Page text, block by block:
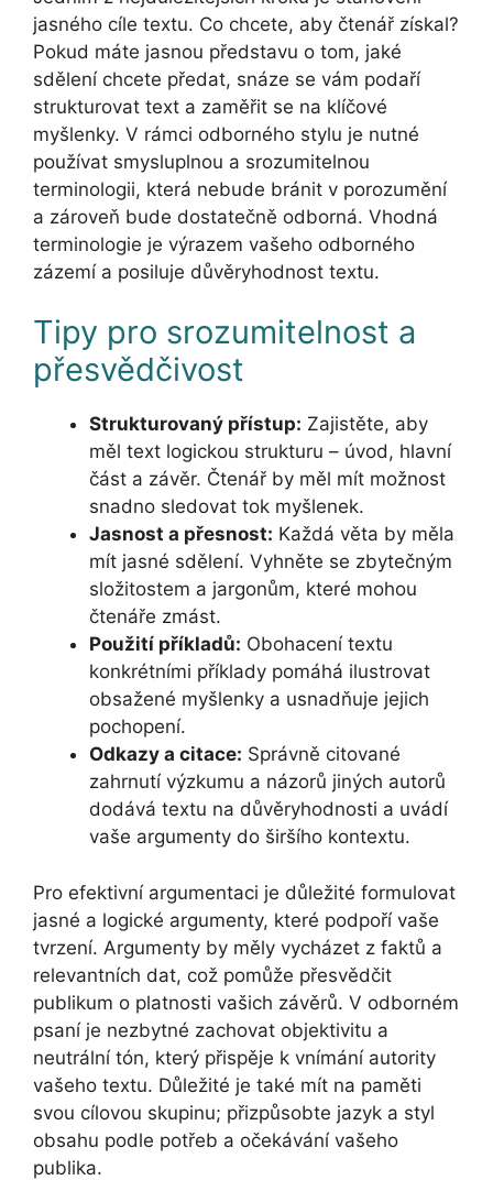
jasného cíle textu. Co chcete, aby čtenář získal?
Pokud máte jasnou představu o tom, jaké
sdělení chcete předat, snáze se vám podaří
strukturovat text a zaměřit se na klíčové
myšlenky. V rámci odborného stylu je nutné
používat smysluplnou a srozumitelnou
terminologii, která nebude bránit v porozumění
a zároveň bude dostatečně odborná. Vhodná
terminologie je výrazem vašeho odborného
zázemí a posiluje důvěryhodnost textu.
Tipy pro srozumitelnost a
přesvědčivost
Strukturovaný přístup: Zajistěte, aby
měl text logickou strukturu – úvod, hlavní
část a závěr. Čtenář by měl mít možnost
snadno sledovat tok myšlenek.
Jasnost a přesnost: Každá věta by měla
mít jasné sdělení. Vyhněte se zbytečným
složitostem a jargonům, které mohou
čtenáře zmást.
Použití příkladů: Obohacení textu
konkrétními příklady pomáhá ilustrovat
obsažené myšlenky a usnadňuje jejich
pochopení.
Odkazy a citace: Správně citované
zahrnutí výzkumu a názorů jiných autorů
dodává textu na důvěryhodnosti a uvádí
vaše argumenty do širšího kontextu.
Pro efektivní argumentaci je důležité formulovat
jasné a logické argumenty, které podpoří vaše
tvrzení. Argumenty by měly vycházet z faktů a
relevantních dat, což pomůže přesvědčit
publikum o platnosti vašich závěrů. V odborném
psaní je nezbytné zachovat objektivitu a
neutrální tón, který přispěje k vnímání autority
vašeho textu. Důležité je také mít na paměti
svou cílovou skupinu; přizpůsobte jazyk a styl
obsahu podle potřeb a očekávání vašeho
publika.